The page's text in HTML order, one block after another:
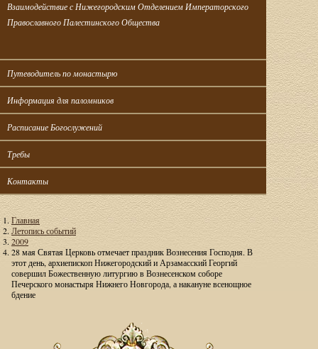
Взаимодействие с Нижегородским Отделением Императорского
Православного Палестинского Общества
Путеводитель по монастырю
Информация для паломников
Расписание Богослужений
Требы
Контакты
Главная
Летопись событий
2009
28 мая Святая Церковь отмечает праздник Вознесения Господня. В
этот день, архиепископ Нижегородский и Арзамасский Георгий
совершил Божественную литургию в Вознесенском соборе
Печерского монастыря Нижнего Новгорода, а накануне всенощное
бдение